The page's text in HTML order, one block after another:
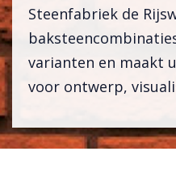
Steenfabriek de
varianten en maakt
voor ontwerp,